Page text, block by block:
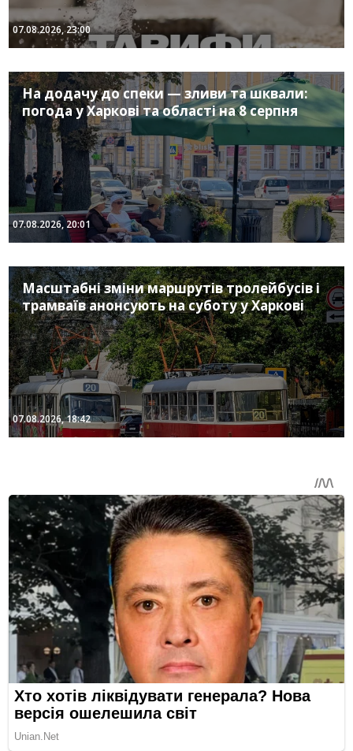
07.08.2026, 23:00
На додачу до спеки — зливи та шквали:
погода у Харкові та області на 8 серпня
07.08.2026, 20:01
Масштабні зміни маршрутів тролейбусів і
трамваїв анонсують на суботу у Харкові
07.08.2026, 18:42